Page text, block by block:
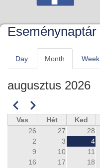
Eseménynaptár
Elsődleges
Day Month Week
augusztus 2026
Oldalszámozás
Előző
Következő
Vas
Hét Ked
26
27 28
2
3 4
9
10 11
16
17 18